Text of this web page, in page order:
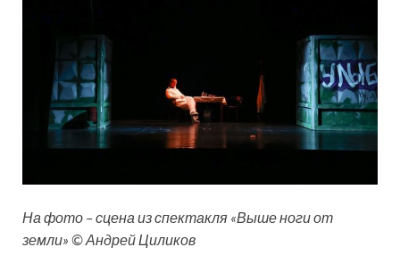
На фото – сцена из спектакля «Выше ноги от
земли» © Андрей Циликов